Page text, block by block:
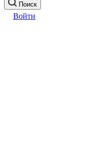
Поиск
Войти